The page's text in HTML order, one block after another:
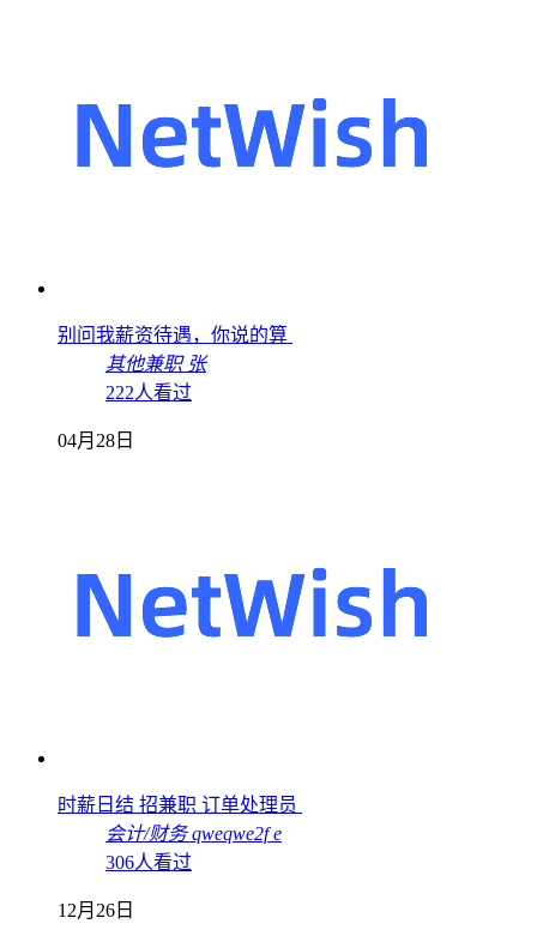
别问我薪资待遇，你说的算
其他兼职 张
222人看过
04月28日
时薪日结 招兼职 订单处理员
会计/财务 qweqwe2f e
306人看过
12月26日